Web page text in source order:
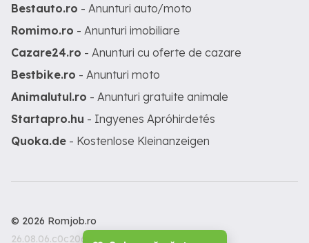
Bestauto.ro - Anunturi auto/moto
Romimo.ro - Anunturi imobiliare
Cazare24.ro - Anunturi cu oferte de cazare
Bestbike.ro - Anunturi moto
Animalutul.ro - Anunturi gratuite animale
Startapro.hu - Ingyenes Apróhirdetés
Quoka.de - Kostenlose Kleinanzeigen
© 2026 Romjob.ro
26.08.06.c0c206c